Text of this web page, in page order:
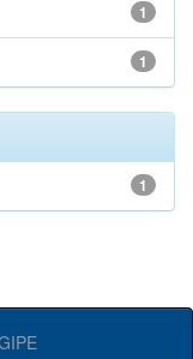
1
1
1